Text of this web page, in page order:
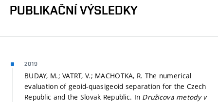
PUBLIKAČNÍ VÝSLEDKY
2019
BUDAY, M.; VATRT, V.; MACHOTKA, R. The numerical
evaluation of geoid-quasigeoid separation for the Czech
Republic and the Slovak Republic. In Družicova metody v